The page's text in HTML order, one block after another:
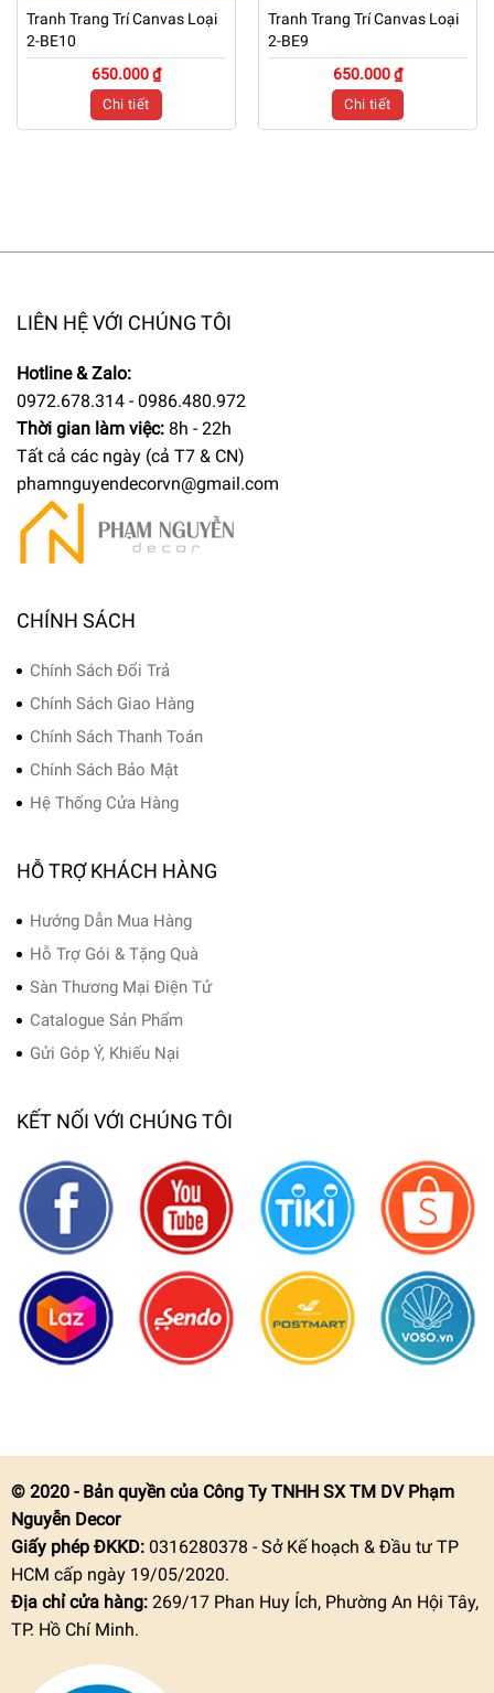
Tranh Trang Trí Canvas Loại
2-BE10
650.000 ₫
Chi tiết
Tranh Trang Trí Canvas Loại
2-BE9
650.000 ₫
Chi tiết
LIÊN HỆ VỚI CHÚNG TÔI
Hotline & Zalo:
0972.678.314 - 0986.480.972
Thời gian làm việc: 8h - 22h
Tất cả các ngày (cả T7 & CN)
phamnguyendecorvn@gmail.com
CHÍNH SÁCH
Chính Sách Đổi Trả
Chính Sách Giao Hàng
Chính Sách Thanh Toán
Chính Sách Bảo Mật
Hệ Thống Cửa Hàng
HỖ TRỢ KHÁCH HÀNG
Hướng Dẫn Mua Hàng
Hỗ Trợ Gói & Tặng Quà
Sàn Thương Mại Điện Tử
Catalogue Sản Phẩm
Gửi Góp Ý, Khiếu Nại
KẾT NỐI VỚI CHÚNG TÔI
© 2020 - Bản quyền của Công Ty TNHH SX TM DV Phạm
Nguyễn Decor
Giấy phép ĐKKD:0316280378 - Sở Kế hoạch & Đầu tư TP
HCM cấp ngày 19/05/2020.
Địa chỉ cửa hàng: 269/17 Phan Huy Ích, Phường An Hội Tây,
TP. Hồ Chí Minh.